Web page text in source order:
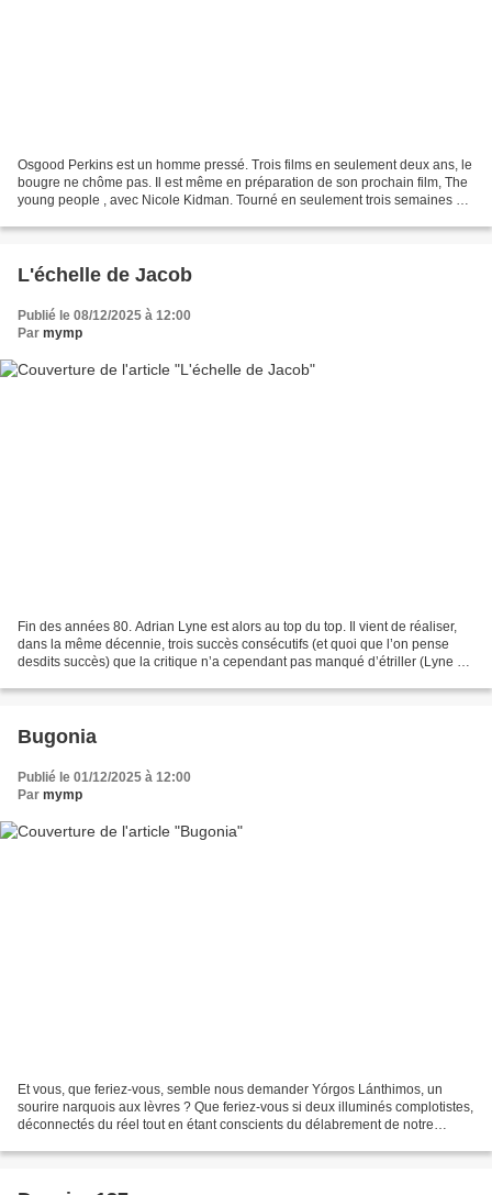
Osgood Perkins est un homme pressé. Trois films en seulement deux ans, le
bougre ne chôme pas. Il est même en préparation de son prochain film, The
young people , avec Nicole Kidman. Tourné en seulement trois semaines à
L'échelle de Jacob
Publié le 08/12/2025 à 12:00
Par mymp
Fin des années 80. Adrian Lyne est alors au top du top. Il vient de réaliser,
dans la même décennie, trois succès consécutifs (et quoi que l’on pense
desdits succès) que la critique n’a cependant pas manqué d’étriller (Lyne a
Bugonia
Publié le 01/12/2025 à 12:00
Par mymp
Et vous, que feriez-vous, semble nous demander Yórgos Lánthimos, un
sourire narquois aux lèvres ? Que feriez-vous si deux illuminés complotistes,
déconnectés du réel tout en étant conscients du délabrement de notre